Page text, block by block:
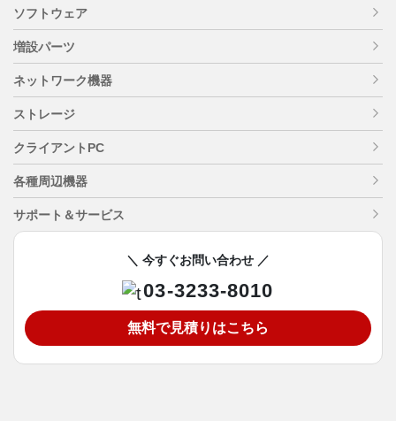
ソフトウェア
増設パーツ
ネットワーク機器
ストレージ
クライアントPC
各種周辺機器
サポート＆サービス
＼ 今すぐお問い合わせ ／
03-3233-8010
無料で見積りはこちら